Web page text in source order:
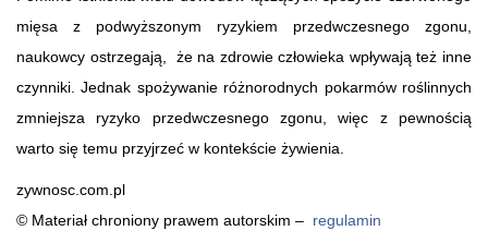
mięsa z podwyższonym ryzykiem przedwczesnego zgonu,
naukowcy ostrzegają, że na zdrowie człowieka wpływają też inne
czynniki. Jednak spożywanie różnorodnych pokarmów roślinnych
zmniejsza ryzyko przedwczesnego zgonu, więc z pewnością
warto się temu przyjrzeć w kontekście żywienia.
zywnosc.com.pl
© Materiał chroniony prawem autorskim – regulamin